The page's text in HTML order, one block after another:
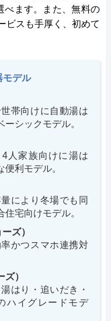
べます。また、無料の
ビスも手厚く、初めて
モデル
帯向けに自動湯は
シックモデル。
人家族向けに湯は
利モデル。
により冬場でも同
宅向けモデル。
ズ）
かつスマホ連携対
）
はり・追いだき・
ハイグレードモデ